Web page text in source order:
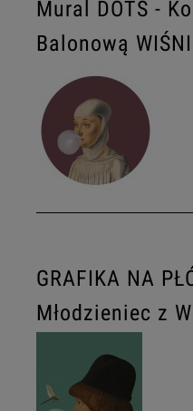
Mural DOTS -
Balonową
GRAFIKA NA
Młodzieniec z